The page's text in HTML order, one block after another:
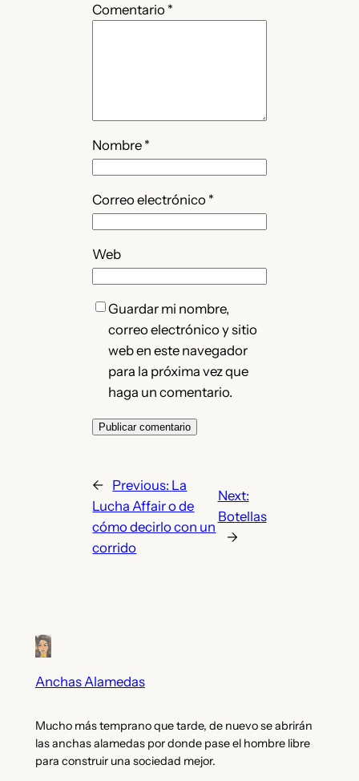
Comentario *
Nombre *
Correo electrónico *
Web
Guardar mi nombre,
correo electrónico y sitio
web en este navegador
para la próxima vez que
haga un comentario.
← Previous: La
Lucha Affair o de
cómo decirlo con un
corrido
Next:
Botellas
→
Anchas Alamedas
Mucho más temprano que tarde, de nuevo se abrirán
las anchas alamedas por donde pase el hombre libre
para construir una sociedad mejor.